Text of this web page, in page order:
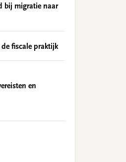
bij migratie naar
fiscale praktijk
en